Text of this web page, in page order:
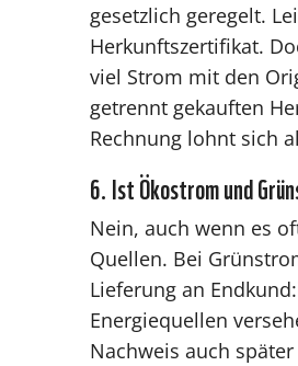
gesetzlich geregelt.
Herkunftszertifikat.
viel Strom mit den
getrennt gekauften
Rechnung lohnt sich
6. Ist Ökostrom und
Nein, auch wenn es
Quellen. Bei
Lieferung an
Energiequellen
Nachweis auch